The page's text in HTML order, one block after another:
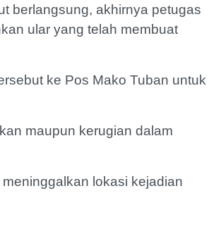
berlangsung, akhirnya petugas
ular yang telah membuat
ke Pos Mako Tuban untuk
maupun kerugian dalam
lokasi kejadian